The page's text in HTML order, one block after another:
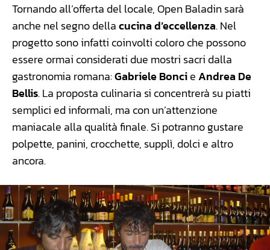
Tornando all’offerta del locale, Open Baladin sarà
anche nel segno dellacucina d’eccellenza. Nel
progetto sono infatti coinvolti coloro che possono
essere ormai considerati due mostri sacri dalla
gastronomia romana:Gabriele BoncieAndrea De
Bellis. La proposta culinaria si concentrerà su piatti
semplici ed informali, ma con un’attenzione
maniacale alla qualità finale. Si potranno gustare
polpette, panini, crocchette, supplì, dolci e altro
ancora.